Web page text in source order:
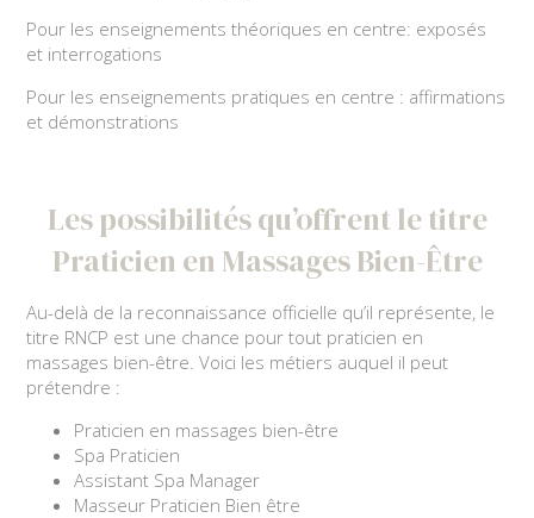
Pour les enseignements théoriques en centre: exposés
et interrogations
Pour les enseignements pratiques en centre : affirmations
et démonstrations
Les possibilités qu’offrent le titre
Praticien en Massages Bien-Être
Au-delà de la reconnaissance officielle qu’il représente, le
titre RNCP est une chance pour tout praticien en
massages bien-être. Voici les métiers auquel il peut
prétendre :
Praticien en massages bien-être
Spa Praticien
Assistant Spa Manager
Masseur Praticien Bien être